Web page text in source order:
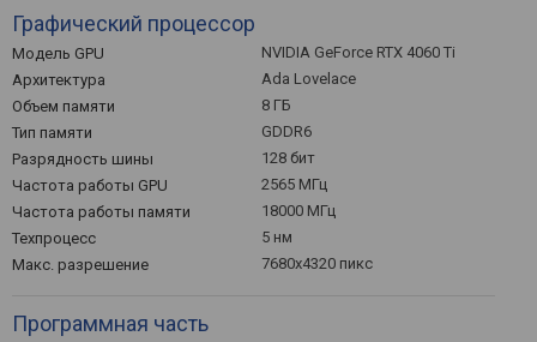
Графический процессор
Модель GPU
NVIDIA GeForce RTX 4060 Ti
Архитектура
Ada Lovelace
Объем памяти
8 ГБ
Тип памяти
GDDR6
Разрядность шины
128 бит
Частота работы GPU
2565 МГц
Частота работы памяти
18000 МГц
Техпроцесс
5 нм
Макс. разрешение
7680x4320 пикс
Программная часть